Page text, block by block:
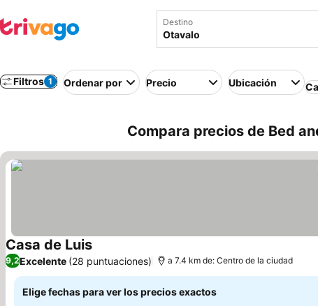
Destino
Filtros 1 Ordenar por Precio Ubicación
Compara precios de Bed
Casa de LuisVer precios
9,2Excelente (28 puntuaciones) a 7.4 km de: Centro de la ciudad
Elige fechas para ver los precios exactos